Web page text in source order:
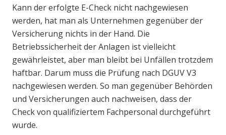
Kann der erfolgte E-Check nicht nachgewiesen
werden, hat man als Unternehmen gegenüber der
Versicherung nichts in der Hand. Die
Betriebssicherheit der Anlagen ist vielleicht
gewährleistet, aber man bleibt bei Unfällen trotzdem
haftbar. Darum muss die Prüfung nach DGUV V3
nachgewiesen werden. So man gegenüber Behörden
und Versicherungen auch nachweisen, dass der
Check von qualifiziertem Fachpersonal durchgeführt
wurde.